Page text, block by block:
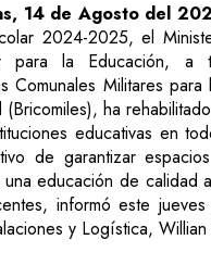
14 de Agosto del
2024-2025, el
para la Educación, a
Comunales Militares
(Bricomiles), ha
educativas en
de garantizar
educación de calidad
informó este jueves
y Logística,